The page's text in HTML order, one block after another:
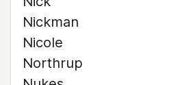
Nickman
Nicole
Northrup